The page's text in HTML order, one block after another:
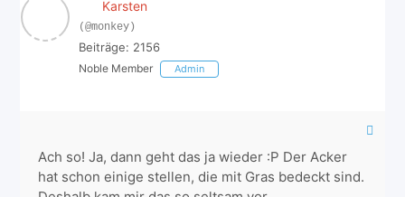
Karsten
(@monkey)
Beiträge: 2156
Noble Member Admin
Ach so! Ja, dann geht das ja wieder :P Der Acker
hat schon einige stellen, die mit Gras bedeckt sind.